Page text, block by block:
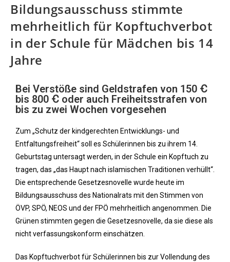
Bildungsausschuss stimmte
mehrheitlich für Kopftuchverbot
in der Schule für Mädchen bis 14
Jahre
Bei Verstöße sind Geldstrafen von 150 Ꞓ
bis 800 Ꞓ oder auch Freiheitsstrafen von
bis zu zwei Wochen vorgesehen
Zum „Schutz der kindgerechten Entwicklungs- und
Entfaltungsfreiheit“ soll es Schülerinnen bis zu ihrem 14.
Geburtstag untersagt werden, in der Schule ein Kopftuch zu
tragen, das „das Haupt nach islamischen Traditionen verhüllt“.
Die entsprechende Gesetzesnovelle wurde heute im
Bildungsausschuss des Nationalrats mit den Stimmen von
ÖVP, SPÖ, NEOS und der FPÖ mehrheitlich angenommen. Die
Grünen stimmten gegen die Gesetzesnovelle, da sie diese als
nicht verfassungskonform einschätzen.
Das Kopftuchverbot für Schülerinnen bis zur Vollendung des